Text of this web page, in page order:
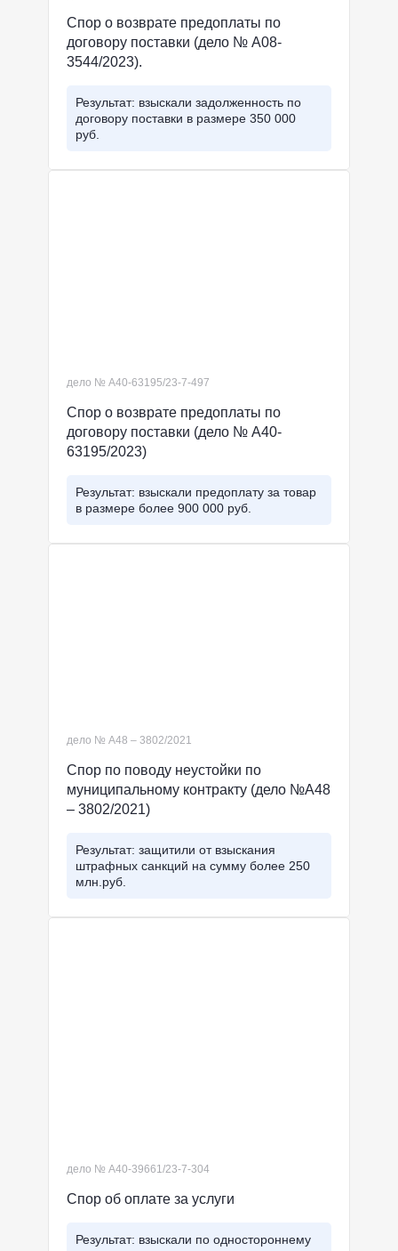
Спор о возврате предоплаты по
договору поставки (дело № А08-
3544/2023).
Результат: взыскали задолженность по
договору поставки в размере 350 000
руб.
дело № А40-63195/23-7-497
Спор о возврате предоплаты по
договору поставки (дело № А40-
63195/2023)
Результат: взыскали предоплату за товар
в размере более 900 000 руб.
дело № А48 – 3802/2021
Спор по поводу неустойки по
муниципальному контракту (дело №А48
– 3802/2021)
Результат: защитили от взыскания
штрафных санкций на сумму более 250
млн.руб.
дело № А40-39661/23-7-304
Спор об оплате за услуги
Результат: взыскали по одностороннему